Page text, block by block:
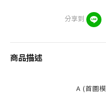
分享到
商品描述
A (首圖